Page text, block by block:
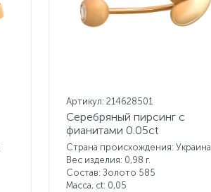
Артикул: 214628501
Серебряный пирсинг с
фианитами 0.05ct
Страна происхождения: Украина
Вес изделия: 0,98 г.
Состав: Золото 585
Масса, ct: 0,05